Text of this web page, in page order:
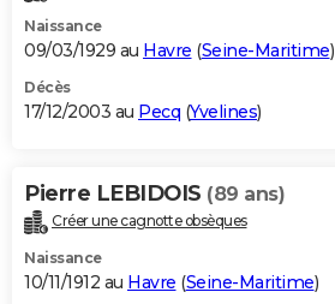
Naissance
09/03/1929 au Havre (Seine-Maritime)
Décès
17/12/2003 au Pecq (Yvelines)
Pierre LEBIDOIS (89 ans)
Créer une cagnotte obsèques
Naissance
10/11/1912 au Havre (Seine-Maritime)